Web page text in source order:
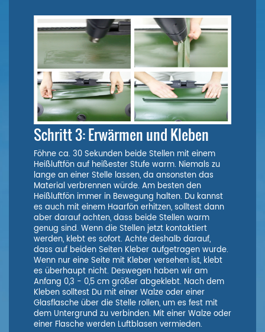
Schritt 3: Erwärmen und Kleben
Föhne ca. 30 Sekunden beide Stellen mit einem
Heißluftfön auf heißester Stufe warm. Niemals zu
lange an einer Stelle lassen, da ansonsten das
Material verbrennen würde. Am besten den
Heißluftfön immer in Bewegung halten. Du kannst
es auch mit einem Haarfön erhitzen, solltest dann
aber darauf achten, dass beide Stellen warm
genug sind. Wenn die Stellen jetzt kontaktiert
werden, klebt es sofort. Achte deshalb darauf,
dass auf beiden Seiten Kleber aufgetragen wurde.
Wenn nur eine Seite mit Kleber versehen ist, klebt
es überhaupt nicht. Deswegen haben wir am
Anfang 0,3 - 0,5 cm größer abgeklebt. Nach dem
Kleben solltest Du mit einer Walze oder einer
Glasflasche über die Stelle rollen, um es fest mit
dem Untergrund zu verbinden. Mit einer Walze oder
einer Flasche werden Luftblasen vermieden.